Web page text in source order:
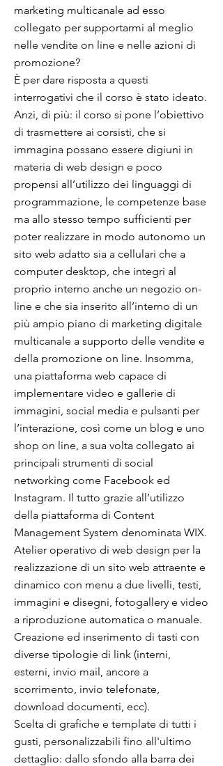
marketing multicanale ad esso
collegato per supportarmi al meglio
nelle vendite on line e nelle azioni di
promozione?
È per dare risposta a questi
interrogativi che il corso è stato ideato.
Anzi, di più: il corso si pone l’obiettivo
di trasmettere ai corsisti, che si
immagina possano essere digiuni in
materia di web design e poco
propensi all’utilizzo dei linguaggi di
programmazione, le competenze base
ma allo stesso tempo sufficienti per
poter realizzare in modo autonomo un
sito web adatto sia a cellulari che a
computer desktop, che integri al
proprio interno anche un negozio on-
line e che sia inserito all’interno di un
più ampio piano di marketing digitale
multicanale a supporto delle vendite e
della promozione on line. Insomma,
una piattaforma web capace di
implementare video e gallerie di
immagini, social media e pulsanti per
l’interazione, così come un blog e uno
shop on line, a sua volta collegato ai
principali strumenti di social
networking come Facebook ed
Instagram. Il tutto grazie all’utilizzo
della piattaforma di Content
Management System denominata WIX.
Atelier operativo di web design per la
realizzazione di un sito web attraente e
dinamico con menu a due livelli, testi,
immagini e disegni, fotogallery e video
a riproduzione automatica o manuale.
Creazione ed inserimento di tasti con
diverse tipologie di link (interni,
esterni, invio mail, ancore a
scorrimento, invio telefonate,
download documenti, ecc).
Scelta di grafiche e template di tutti i
gusti, personalizzabili fino all'ultimo
dettaglio: dallo sfondo alla barra dei